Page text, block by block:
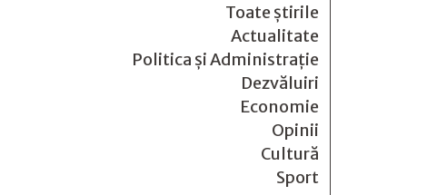
Toate știrile
Actualitate
Politica și Administrație
Dezvăluiri
Economie
Opinii
Cultură
Sport